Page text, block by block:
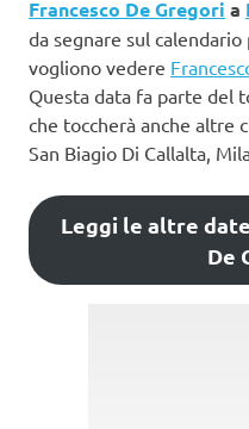
Francesco De Gregori a
da segnare sul
vogliono vedere
Questa data fa parte del
che toccherà anche altre
San Biagio Di Callalta,
Leggi le altre
De